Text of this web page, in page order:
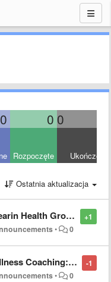
0 0 0
Rozpoczęte Ukończony
Ostatnia aktualizacja
+1
Approach – PitchEngine
• 0
-1
for Health and Life on Newsvine
• 0